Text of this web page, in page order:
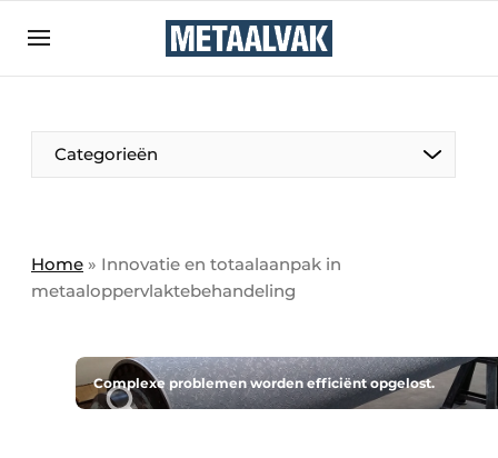
Bedrijven
Contact
Eigen content aanleveren
Evenement aanmelden
Meest gelezen
Nieuwsbrief
Categorieën
Home » Innovatie en totaalaanpak in
metaaloppervlaktebehandeling
Complexe problemen worden efficiënt opgelost.